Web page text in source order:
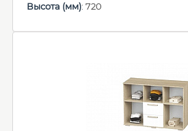
Высота (мм): 720